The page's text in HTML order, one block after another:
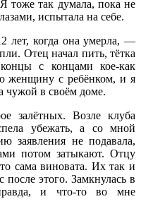
тоже так думала, пока не
испытала на себе.
лет, когда она умерла, —
Отец начал пить, тётка
с концами кое-как
женщину с ребёнком, и я
чужой в своём доме.
залётных. Возле клуба
убежать, а со мной
заявления не подавала,
потом затыкают. Отцу
сама виновата. Их так и
этого. Замкнулась в
и что-то во мне